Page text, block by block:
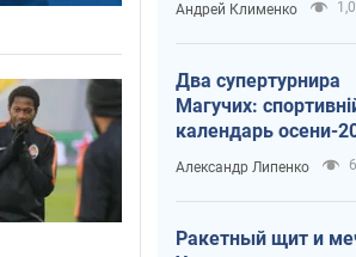
Андрей Клименко
Два супертурнира
Магучих:
календарь осени-
Александр Липенко
Ракетный щит и